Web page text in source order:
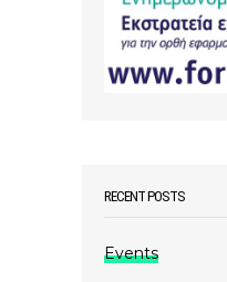
RECENT POSTS
Events